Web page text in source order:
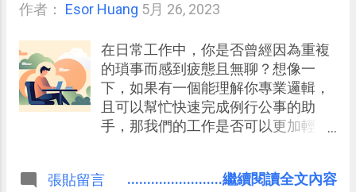
作者： Esor Huang 5月 26, 2023
在日常工作中，你是否曾經因為重複
的瑣事而感到疲態且無聊？想像一
下，如果有一個能理解你專業邏輯，
且可以幫忙快速完成例行公事的助
手，那我們的工作是否可以更加輕
的 ChatGPT 應用方式，把她設計成可
張貼留言 ........................繼續閱讀全文內容